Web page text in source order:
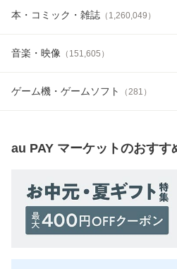
本・コミック・雑誌 （ 1,260,049 ）
音楽・映像 （ 151,605 ）
ゲーム機・ゲームソフト （281 ）
au PAY マーケットのおすす